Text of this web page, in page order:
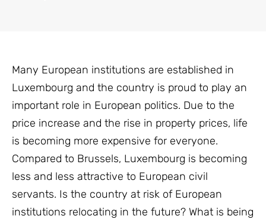
Many European institutions are established in
Luxembourg and the country is proud to play an
important role in European politics. Due to the
price increase and the rise in property prices, life
is becoming more expensive for everyone.
Compared to Brussels, Luxembourg is becoming
less and less attractive to European civil
servants. Is the country at risk of European
institutions relocating in the future? What is being